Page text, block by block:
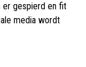
er gespierd en fit
media wordt